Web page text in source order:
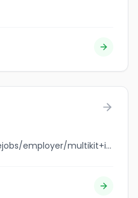
jobbank.gc.ca/browsejobs/employer/multikit+inc/ca